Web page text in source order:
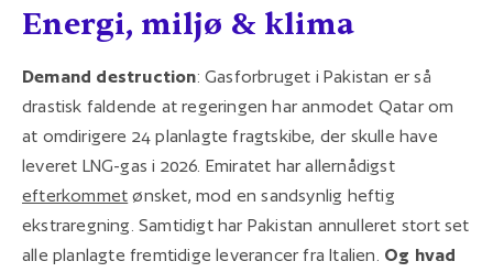
Energi, miljø & klima
Demand destruction: Gasforbruget i Pakistan er så
drastisk faldende at regeringen har anmodet Qatar om
at omdirigere 24 planlagte fragtskibe, der skulle have
leveret LNG-gas i 2026. Emiratet har allernådigst
efterkommet ønsket, mod en sandsynlig heftig
ekstraregning. Samtidigt har Pakistan annulleret stort set
alle planlagte fremtidige leverancer fra Italien. Og hvad